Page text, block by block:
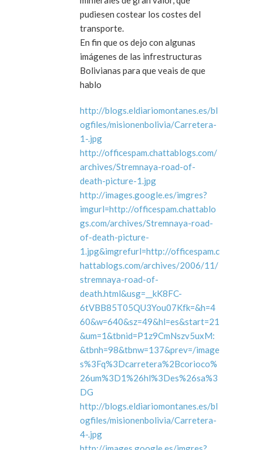
pudiesen costear los costes del
transporte.
En fin que os dejo con algunas
imágenes de las infrestructuras
Bolivianas para que veais de que
hablo
http://blogs.eldiariomontanes.es/bl
ogfiles/misionenbolivia/Carretera-
1-.jpg
http://officespam.chattablogs.com/
archives/Stremnaya-road-of-
death-picture-1.jpg
http://images.google.es/imgres?
imgurl=http://officespam.chattablo
gs.com/archives/Stremnaya-road-
of-death-picture-
1.jpg&imgrefurl=http://officespam.c
hattablogs.com/archives/2006/11/
stremnaya-road-of-
death.html&usg=__kK8FC-
6tVBB85T05QU3You07Kfk=&h=4
60&w=640&sz=49&hl=es&start=21
&um=1&tbnid=P1z9CmNszv5uxM:
&tbnh=98&tbnw=137&prev=/image
s%3Fq%3Dcarretera%2Bcorioco%
26um%3D1%26hl%3Des%26sa%3
DG
http://blogs.eldiariomontanes.es/bl
ogfiles/misionenbolivia/Carretera-
4-.jpg